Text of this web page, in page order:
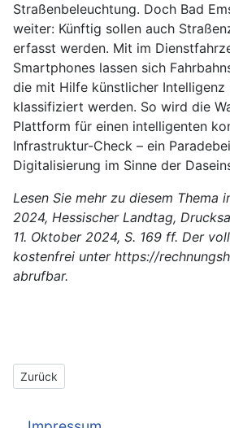
Straßenbeleuchtung. Doch Bad
weiter: Künftig sollen auch
erfasst werden. Mit im
Smartphones lassen sich
die mit Hilfe künstlicher Intelligenz
klassifiziert werden. So wird die
Plattform für einen intelligenten
Infrastruktur-Check – ein
Digitalisierung im Sinne der
Lesen Sie mehr zu diesem Thema
2024, Hessischer Landtag,
11. Oktober 2024, S. 169 ff. Der
kostenfrei unter https://
abrufbar.
Vorheriger Beitrag:
Zurück